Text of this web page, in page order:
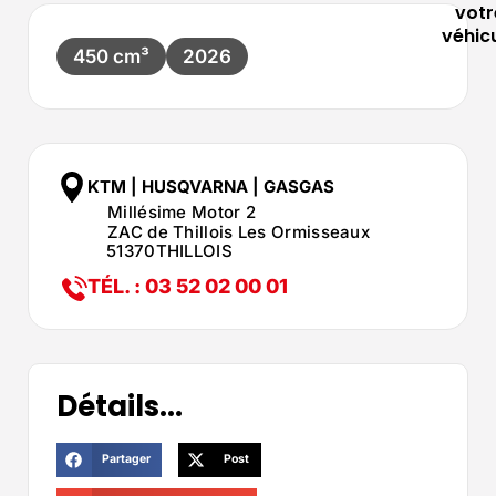
450 cm³ 2026
KTM | HUSQVARNA | GASGAS
Millésime Motor 2
ZAC de Thillois Les Ormisseaux
51370THILLOIS
TÉL. : 03 52 02 00 01
Détails...
Partager Post